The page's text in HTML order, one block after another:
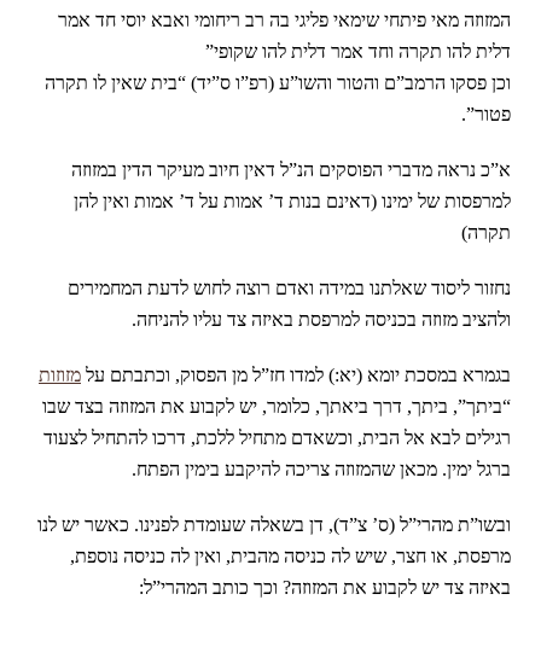
המזוזה מאי פיתחי שימאי פליגי בה רב ריחומי ואבא יוסי חד אמר
דלית להו תקרה וחד אמר דלית להו שקופי”
וכן פסקו הרמב”ם והטור והשו”ע (רפ”ו ס”יד) “בית שאין לו תקרה
פטור”.
א”כ נראה מדברי הפוסקים הנ”ל דאין חיוב מעיקר הדין במזוזה
למרפסות של ימינו (דאינם בנות ד’ אמות על ד’ אמות ואין להן
תקרה)
נחזור ליסוד שאלתנו במידה ואדם רוצה לחוש לדעת המחמירים
ולהציב מזוזה בכניסה למרפסת באיזה צד עליו להניחה.
בגמרא במסכת יומא (יא:) למדו חז”ל מן הפסוק, וכתבתם על מזוזות
“ביתך”, ביתך, דרך ביאתך, כלומר, יש לקבוע את המזוזה בצד שבו
רגילים לבא אל הבית, וכשאדם מתחיל ללכת, דרכו להתחיל לצעוד
ברגל ימין. מכאן שהמזוזה צריכה להיקבע בימין הפתח.
ובשו”ת מהרי”ל (ס’ צ”ד), דן בשאלה שעומדת לפנינו. כאשר יש לנו
מרפסת, או חצר, שיש לה כניסה מהבית, ואין לה כניסה נוספת,
באיזה צד יש לקבוע את המזוזה? וכך כותב המהרי”ל: